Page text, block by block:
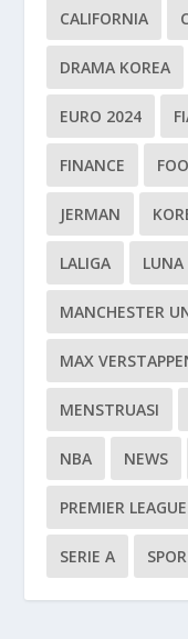
CALIFORNIA
DRAMA KOREA
EURO 2024
FINANCE
JERMAN
LALIGA
MANCHESTER
MAX
MENSTRUASI
NBA NEWS
PREMIER LEAGUE
SERIE A